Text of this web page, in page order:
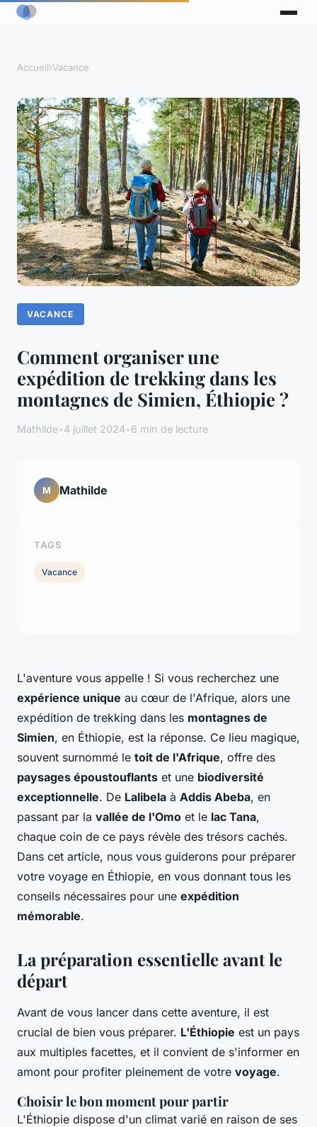
Accueil›Vacance
VACANCE
Comment organiser une
expédition de trekking dans les
montagnes de Simien, Éthiopie ?
Mathilde•4 juillet 2024•6 min de lecture
L'aventure vous appelle ! Si vous recherchez une
expérience unique au cœur de l'Afrique, alors une
expédition de trekking dans les montagnes de
Simien, en Éthiopie, est la réponse. Ce lieu magique,
souvent surnommé le toit de l'Afrique, offre des
paysages époustouflants et une biodiversité
exceptionnelle. De Lalibela à Addis Abeba, en
passant par la vallée de l'Omo et le lac Tana,
chaque coin de ce pays révèle des trésors cachés.
Dans cet article, nous vous guiderons pour préparer
votre voyage en Éthiopie, en vous donnant tous les
conseils nécessaires pour une expédition
mémorable.
La préparation essentielle avant le
départ
Avant de vous lancer dans cette aventure, il est
crucial de bien vous préparer. L'Éthiopie est un pays
aux multiples facettes, et il convient de s'informer en
amont pour profiter pleinement de votre voyage.
Choisir le bon moment pour partir
L'Éthiopie dispose d'un climat varié en raison de ses
M Mathilde
TAGS
Vacance